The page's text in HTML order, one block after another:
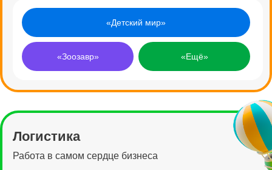
«Детский мир»
«Зоозавр» «Ещё»
Логистика
Работа в самом сердце бизнеса